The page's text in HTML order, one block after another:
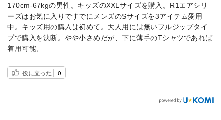
170cm-67kgの男性。キッズのXXLサイズを購入。R1エアシリ
ーズはお気に入りですでにメンズのSサイズを3アイテム愛用
中。キッズ用の購入は初めて。大人用には無いフルジップタイ
プで購入を決断。やや小さめだが、下に薄手のTシャツであれば
着用可能。
役に立った 0